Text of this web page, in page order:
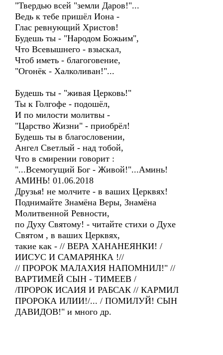
"Твердью всей "земли Даров!"...
Ведь к тебе пришёл Иона -
Глас ревнующий Христов!
Будешь ты - "Народом Божьим",
Что Всевышнего - взыскал,
Чтоб иметь - благоговение,
"Огонёк - Халколиван!"...
Будешь ты - "живая Церковь!"
Ты к Голгофе - подошёл,
И по милости молитвы -
"Царство Жизни" - приобрёл!
Будешь ты в благословении,
Ангел Светлый - над тобой,
Что в смирении говорит :
"...Всемогущий Бог - Живой!"...Аминь!
АМИНЬ! 01.06.2018
Друзья! не молчите - в ваших Церквях!
Поднимайте Знамёна Веры, Знамёна
Молитвенной Ревности,
по Духу Святому! - читайте стихи о Духе
Святом , в ваших Церквях,
такие как - // ВЕРА ХАНАНЕЯНКИ! /
ИИСУС И САМАРЯНКА !//
// ПРОРОК МАЛАХИЯ НАПОМНИЛ!" //
ВАРТИМЕЙ СЫН - ТИМЕЕВ /
/ПРОРОК ИСАИЯ И РАБСАК // КАРМИЛ
ПРОРОКА ИЛИИ!/... / ПОМИЛУЙ! СЫН
ДАВИДОВ!" и много др.